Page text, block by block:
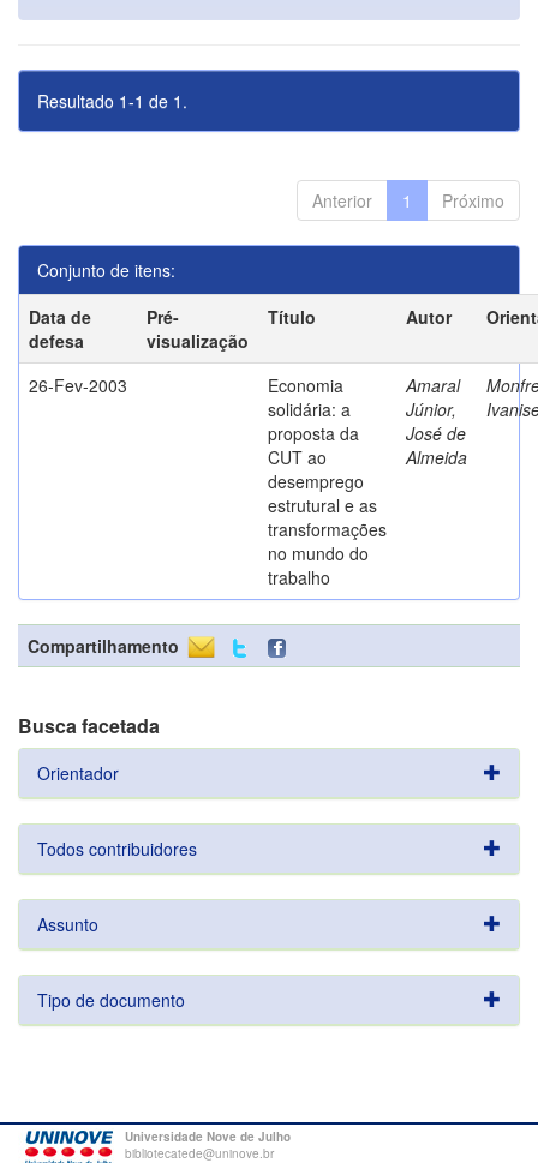
Resultado 1-1 de 1.
Anterior 1 Próximo
Conjunto de itens:
Data de
defesa
Pré-
visualização
Título Autor
26-Fev-2003
Economia
solidária: a
proposta da
CUT ao
desemprego
estrutural e as
transformações
no mundo do
trabalho
Amaral
Júnior,
José de
Almeida
Compartilhamento
Busca facetada
Orientador
Todos contribuidores
Assunto
Tipo de documento
Universidade Nove de Julho
bibliotecatede@uninove.br